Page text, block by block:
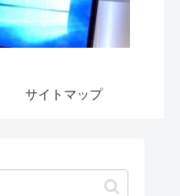
サイトマップ